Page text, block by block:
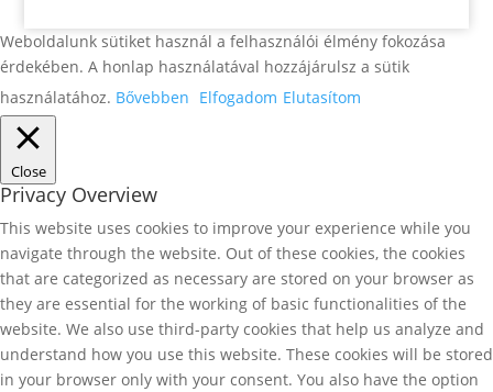
Weboldalunk sütiket használ a felhasználói élmény fokozása
érdekében. A honlap használatával hozzájárulsz a sütik
használatához. Bővebben Elfogadom Elutasítom
Close
Privacy Overview
This website uses cookies to improve your experience while you
navigate through the website. Out of these cookies, the cookies
that are categorized as necessary are stored on your browser as
they are essential for the working of basic functionalities of the
website. We also use third-party cookies that help us analyze and
understand how you use this website. These cookies will be stored
in your browser only with your consent. You also have the option